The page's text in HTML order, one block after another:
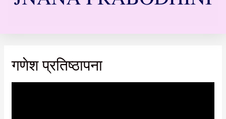
गणेश प्रतिष्ठापना